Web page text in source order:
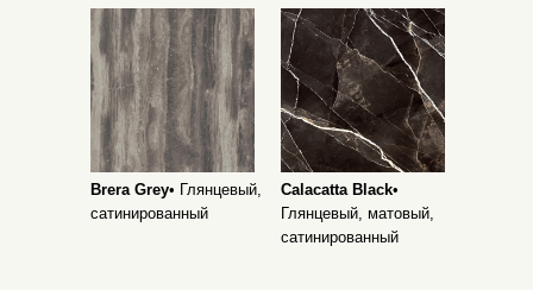
Brera Grey• Глянцевый,
сатинированный
Calacatta Black•
Глянцевый, матовый,
сатинированный